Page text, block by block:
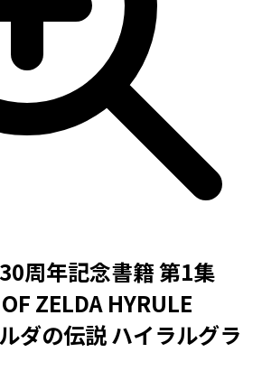
周年記念書籍 第1集
ZELDA HYRULE
ダの伝説 ハイラルグラ